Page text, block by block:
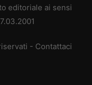
editoriale ai sensi
- Contattaci